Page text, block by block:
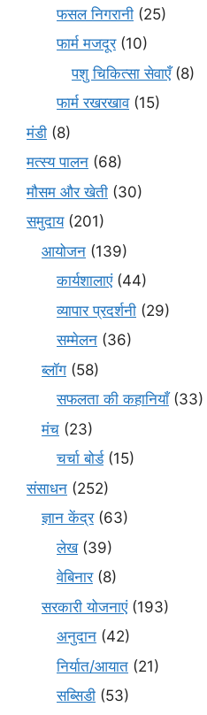
फसल निगरानी (25)
फार्म मजदूर(10)
पशु चिकित्सा सेवाएँ(8)
फार्म रखरखाव(15)
मंडी (8)
मत्स्य पालन (68)
मौसम और खेती (30)
समुदाय(201)
आयोजन (139)
कार्यशालाएं(44)
व्यापार प्रदर्शनी (29)
सम्मेलन (36)
ब्लॉग (58)
सफलता की कहानियाँ(33)
मंच (23)
चर्चा बोर्ड(15)
संसाधन (252)
ज्ञान केंद्र(63)
लेख(39)
वेबिनार(8)
सरकारी योजनाएं(193)
अनुदान (42)
निर्यात/आयात (21)
सब्सिडी (53)